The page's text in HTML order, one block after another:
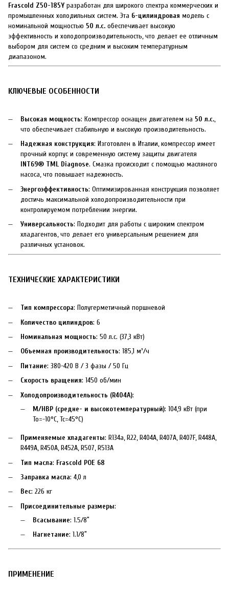
Frascold Z50-185Y разработан для широкого спектра коммерческих и
промышленных холодильных систем. Эта 6-цилиндровая модель с
номинальной мощностью 50 л.с. обеспечивает высокую
эффективность и холодопроизводительность, что делает ее отличным
выбором для систем со средним и высоким температурным
диапазоном.
КЛЮЧЕВЫЕ ОСОБЕННОСТИ
Высокая мощность: Компрессор оснащен двигателем на 50 л.с.,
что обеспечивает стабильную и высокую производительность.
Надежная конструкция: Изготовлен в Италии, компрессор имеет
прочный корпус и современную систему защиты двигателя
INT69® TML Diagnose. Смазка происходит с помощью масляного
насоса, что повышает надежность.
Энергоэффективность: Оптимизированная конструкция позволяет
достичь максимальной холодопроизводительности при
контролируемом потреблении энергии.
Универсальность: Подходит для работы с широким спектром
хладагентов, что делает его универсальным решением для
различных установок.
ТЕХНИЧЕСКИЕ ХАРАКТЕРИСТИКИ
Тип компрессора: Полугерметичный поршневой
Количество цилиндров: 6
Номинальная мощность: 50 л.с. (37,3 кВт)
Объемная производительность: 185,1 м³/ч
Питание: 380-420 В / 3 фазы / 50 Гц
Скорость вращения: 1450 об/мин
Холодопроизводительность (R404A):
M/HBP (средне- и высокотемпературный): 104,9 кВт (при
To=-10°C, Tc=45°C)
Применяемые хладагенты: R134a, R22, R404A, R407A, R407F, R448A,
R449A, R450A, R452A, R507, R513A
Тип масла: Frascold POE 68
Заправка масла: 4,0 л
Вес: 226 кг
Присоединительные размеры:
Всасывание: 1.5/8″
Нагнетание: 1.1/8″
ПРИМЕНЕНИЕ